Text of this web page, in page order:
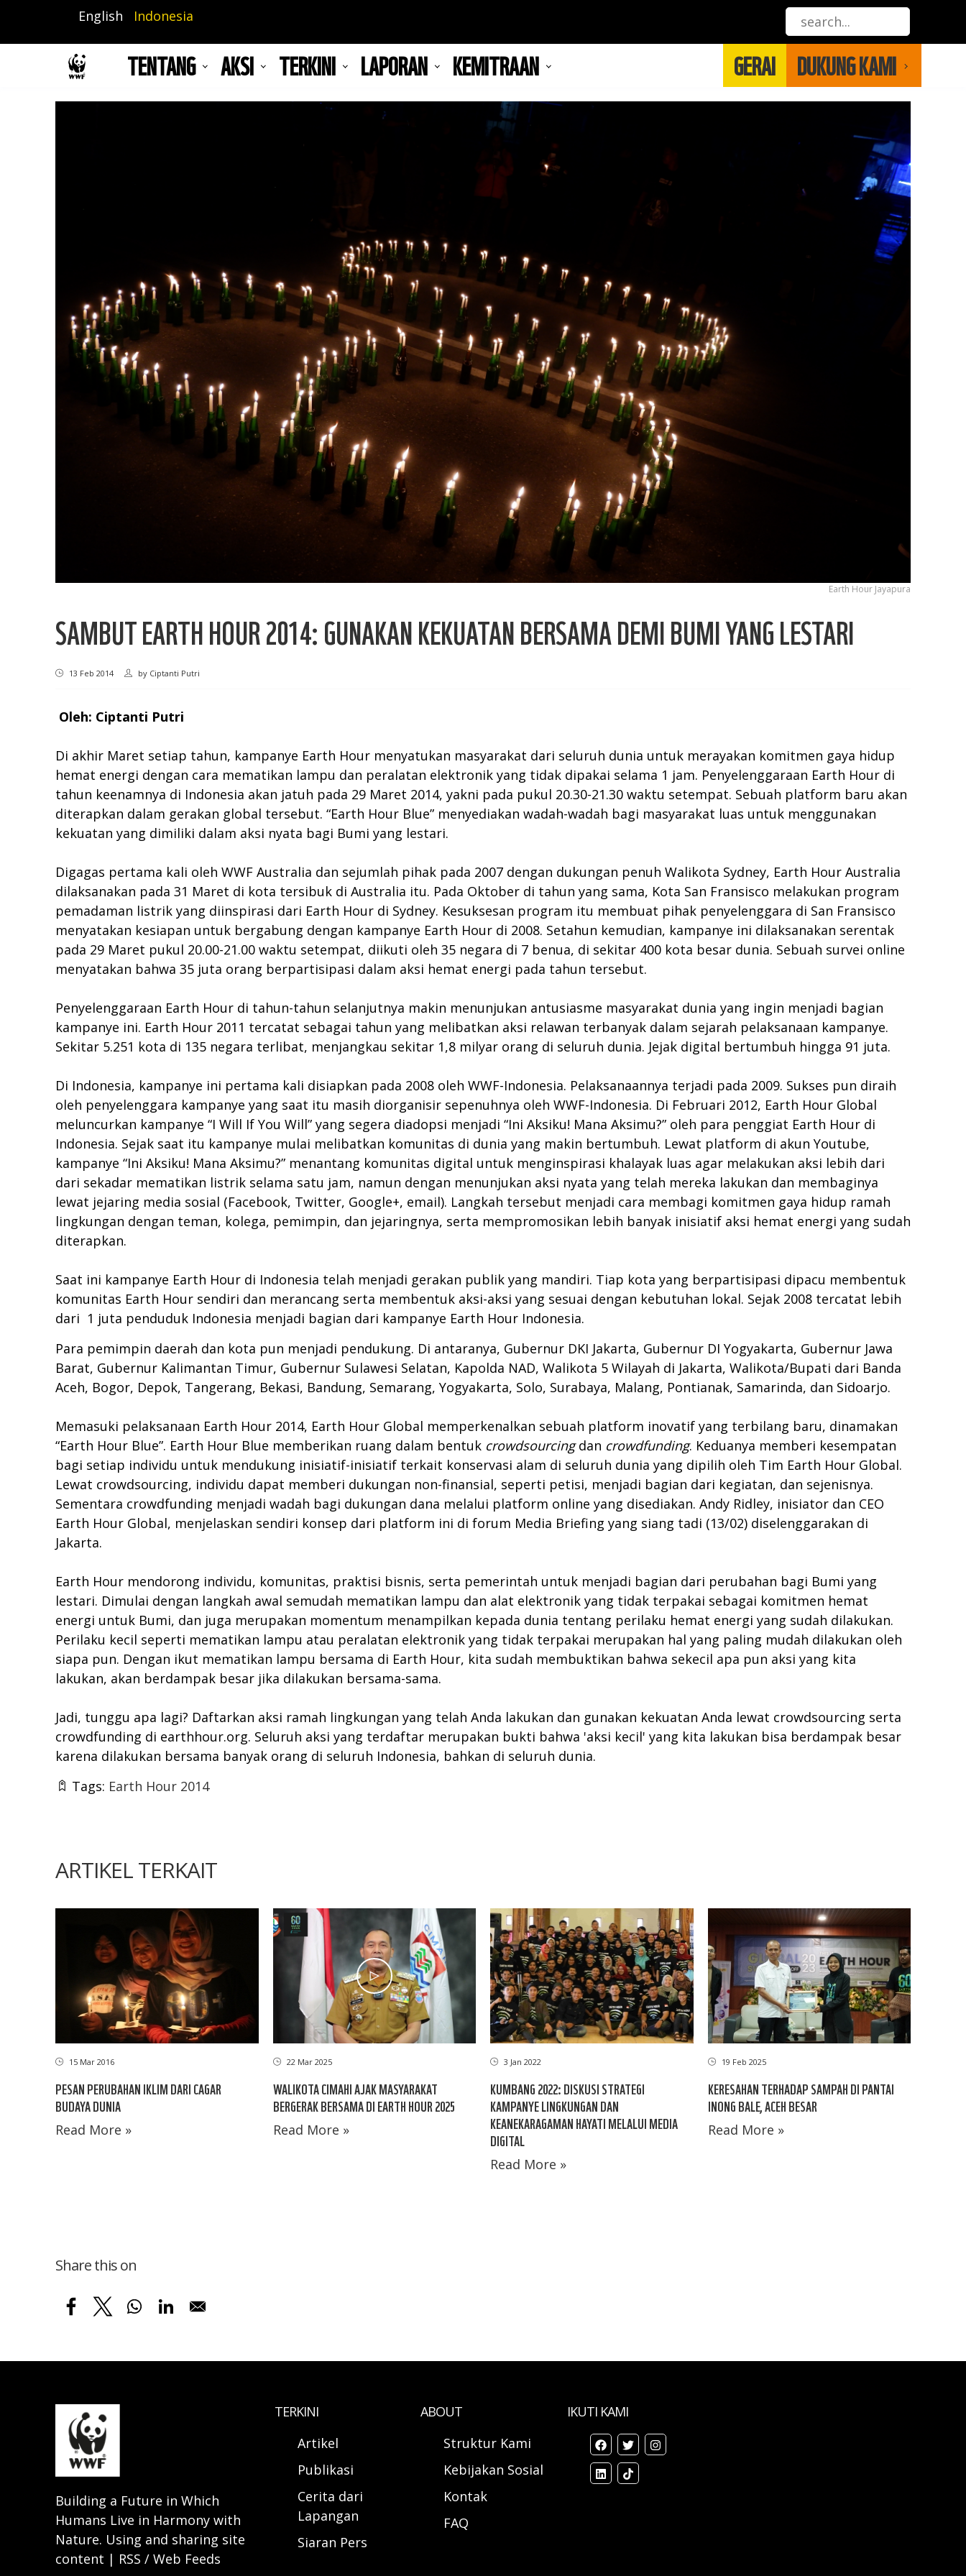
isi
English Indonesia
TENTANG AKSI TERKINI LAPORAN KEMITRAAN GERAI DUKUNG KAMI
Earth Hour Jayapura
SAMBUT EARTH HOUR 2014: GUNAKAN KEKUATAN BERSAMA DEMI BUMI YANG LESTARI
13 Feb 2014 by Ciptanti Putri
Oleh: Ciptanti Putri
Di akhir Maret setiap tahun, kampanye Earth Hour menyatukan masyarakat dari seluruh dunia untuk merayakan komitmen gaya hidup
hemat energi dengan cara mematikan lampu dan peralatan elektronik yang tidak dipakai selama 1 jam. Penyelenggaraan Earth Hour di
tahun keenamnya di Indonesia akan jatuh pada 29 Maret 2014, yakni pada pukul 20.30-21.30 waktu setempat. Sebuah platform baru akan
diterapkan dalam gerakan global tersebut. “Earth Hour Blue” menyediakan wadah-wadah bagi masyarakat luas untuk menggunakan
kekuatan yang dimiliki dalam aksi nyata bagi Bumi yang lestari.
Digagas pertama kali oleh WWF Australia dan sejumlah pihak pada 2007 dengan dukungan penuh Walikota Sydney, Earth Hour Australia
dilaksanakan pada 31 Maret di kota tersibuk di Australia itu. Pada Oktober di tahun yang sama, Kota San Fransisco melakukan program
pemadaman listrik yang diinspirasi dari Earth Hour di Sydney. Kesuksesan program itu membuat pihak penyelenggara di San Fransisco
menyatakan kesiapan untuk bergabung dengan kampanye Earth Hour di 2008. Setahun kemudian, kampanye ini dilaksanakan serentak
pada 29 Maret pukul 20.00-21.00 waktu setempat, diikuti oleh 35 negara di 7 benua, di sekitar 400 kota besar dunia. Sebuah survei online
menyatakan bahwa 35 juta orang berpartisipasi dalam aksi hemat energi pada tahun tersebut.
Penyelenggaraan Earth Hour di tahun-tahun selanjutnya makin menunjukan antusiasme masyarakat dunia yang ingin menjadi bagian
kampanye ini. Earth Hour 2011 tercatat sebagai tahun yang melibatkan aksi relawan terbanyak dalam sejarah pelaksanaan kampanye.
Sekitar 5.251 kota di 135 negara terlibat, menjangkau sekitar 1,8 milyar orang di seluruh dunia. Jejak digital bertumbuh hingga 91 juta.
Di Indonesia, kampanye ini pertama kali disiapkan pada 2008 oleh WWF-Indonesia. Pelaksanaannya terjadi pada 2009. Sukses pun diraih
oleh penyelenggara kampanye yang saat itu masih diorganisir sepenuhnya oleh WWF-Indonesia. Di Februari 2012, Earth Hour Global
meluncurkan kampanye “I Will If You Will” yang segera diadopsi menjadi “Ini Aksiku! Mana Aksimu?” oleh para penggiat Earth Hour di
Indonesia. Sejak saat itu kampanye mulai melibatkan komunitas di dunia yang makin bertumbuh. Lewat platform di akun Youtube,
kampanye “Ini Aksiku! Mana Aksimu?” menantang komunitas digital untuk menginspirasi khalayak luas agar melakukan aksi lebih dari
dari sekadar mematikan listrik selama satu jam, namun dengan menunjukan aksi nyata yang telah mereka lakukan dan membaginya
lewat jejaring media sosial (Facebook, Twitter, Google+, email). Langkah tersebut menjadi cara membagi komitmen gaya hidup ramah
lingkungan dengan teman, kolega, pemimpin, dan jejaringnya, serta mempromosikan lebih banyak inisiatif aksi hemat energi yang sudah
diterapkan.
Saat ini kampanye Earth Hour di Indonesia telah menjadi gerakan publik yang mandiri. Tiap kota yang berpartisipasi dipacu membentuk
komunitas Earth Hour sendiri dan merancang serta membentuk aksi-aksi yang sesuai dengan kebutuhan lokal. Sejak 2008 tercatat lebih
dari 1 juta penduduk Indonesia menjadi bagian dari kampanye Earth Hour Indonesia.
Para pemimpin daerah dan kota pun menjadi pendukung. Di antaranya, Gubernur DKI Jakarta, Gubernur DI Yogyakarta, Gubernur Jawa
Barat, Gubernur Kalimantan Timur, Gubernur Sulawesi Selatan, Kapolda NAD, Walikota 5 Wilayah di Jakarta, Walikota/Bupati dari Banda
Aceh, Bogor, Depok, Tangerang, Bekasi, Bandung, Semarang, Yogyakarta, Solo, Surabaya, Malang, Pontianak, Samarinda, dan Sidoarjo.
Memasuki pelaksanaan Earth Hour 2014, Earth Hour Global memperkenalkan sebuah platform inovatif yang terbilang baru, dinamakan
“Earth Hour Blue”. Earth Hour Blue memberikan ruang dalam bentuk crowdsourcingdan crowdfunding. Keduanya memberi kesempatan
bagi setiap individu untuk mendukung inisiatif-inisiatif terkait konservasi alam di seluruh dunia yang dipilih oleh Tim Earth Hour Global.
Lewat crowdsourcing, individu dapat memberi dukungan non-finansial, seperti petisi, menjadi bagian dari kegiatan, dan sejenisnya.
Sementara crowdfunding menjadi wadah bagi dukungan dana melalui platform online yang disediakan. Andy Ridley, inisiator dan CEO
Earth Hour Global, menjelaskan sendiri konsep dari platform ini di forum Media Briefing yang siang tadi (13/02) diselenggarakan di
Jakarta.
Earth Hour mendorong individu, komunitas, praktisi bisnis, serta pemerintah untuk menjadi bagian dari perubahan bagi Bumi yang
lestari. Dimulai dengan langkah awal semudah mematikan lampu dan alat elektronik yang tidak terpakai sebagai komitmen hemat
energi untuk Bumi, dan juga merupakan momentum menampilkan kepada dunia tentang perilaku hemat energi yang sudah dilakukan.
Perilaku kecil seperti mematikan lampu atau peralatan elektronik yang tidak terpakai merupakan hal yang paling mudah dilakukan oleh
siapa pun. Dengan ikut mematikan lampu bersama di Earth Hour, kita sudah membuktikan bahwa sekecil apa pun aksi yang kita
lakukan, akan berdampak besar jika dilakukan bersama-sama.
Jadi, tunggu apa lagi? Daftarkan aksi ramah lingkungan yang telah Anda lakukan dan gunakan kekuatan Anda lewat crowdsourcing serta
crowdfunding di earthhour.org. Seluruh aksi yang terdaftar merupakan bukti bahwa 'aksi kecil' yang kita lakukan bisa berdampak besar
karena dilakukan bersama banyak orang di seluruh Indonesia, bahkan di seluruh dunia.
Tags: Earth Hour 2014
ARTIKEL TERKAIT
15 Mar 2016
PESAN PERUBAHAN IKLIM DARI CAGAR
BUDAYA DUNIA
Read More »
22 Mar 2025
WALIKOTA CIMAHI AJAK MASYARAKAT
BERGERAK BERSAMA DI EARTH HOUR 2025
Read More »
3 Jan 2022
KUMBANG 2022: DISKUSI STRATEGI
KAMPANYE LINGKUNGAN DAN
KEANEKARAGAMAN HAYATI MELALUI MEDIA
DIGITAL
Read More »
19 Feb 2025
KERESAHAN TERHADAP SAMPAH DI PANTAI
INONG BALE, ACEH BESAR
Read More »
Share this on
Building a Future in Which
Humans Live in Harmony with
Nature. Using and sharing site
content | RSS / Web Feeds
TERKINI
Artikel
Publikasi
Cerita dari
Lapangan
Siaran Pers
ABOUT
Struktur Kami
Kebijakan Sosial
Kontak
FAQ
IKUTI KAMI